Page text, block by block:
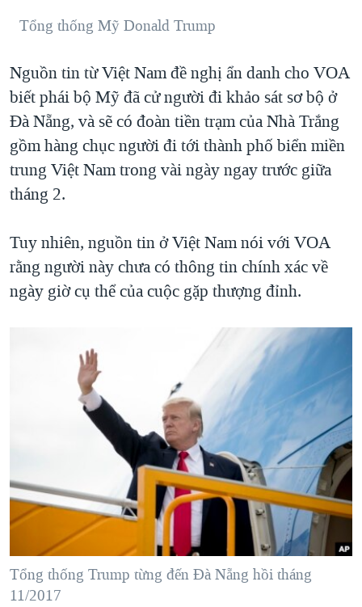
Tổng thống Mỹ Donald Trump
Nguồn tin từ Việt Nam đề nghị ẩn danh cho VOA
biết phái bộ Mỹ đã cử người đi khảo sát sơ bộ ở
Đà Nẵng, và sẽ có đoàn tiền trạm của Nhà Trắng
gồm hàng chục người đi tới thành phố biển miền
trung Việt Nam trong vài ngày ngay trước giữa
tháng 2.
Tuy nhiên, nguồn tin ở Việt Nam nói với VOA
rằng người này chưa có thông tin chính xác về
ngày giờ cụ thể của cuộc gặp thượng đỉnh.
Tổng thống Trump từng đến Đà Nẵng hồi tháng
11/2017